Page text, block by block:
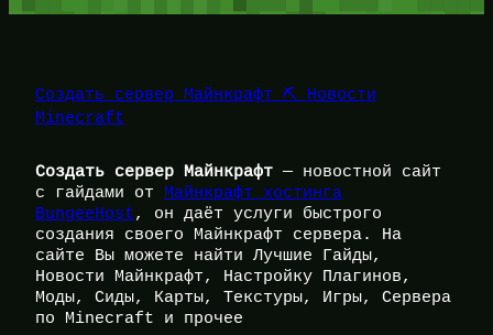
Создать сервер Майнкрафт ⛏️ Новости
Minecraft
Создать сервер Майнкрафт — новостной сайт
с гайдами от
Майнкрафт хостинга
BungeeHost, он даёт услуги быстрого
создания своего Майнкрафт сервера. На
сайте Вы можете найти Лучшие Гайды,
Новости Майнкрафт, Настройку Плагинов,
Моды, Сиды, Карты, Текстуры, Игры, Сервера
по Minecraft и прочее